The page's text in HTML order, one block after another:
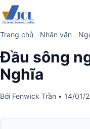
Trang chủ Nhân văn
Đầu sông
Nghĩa
Bởi Fenwick Trần • 14/01/